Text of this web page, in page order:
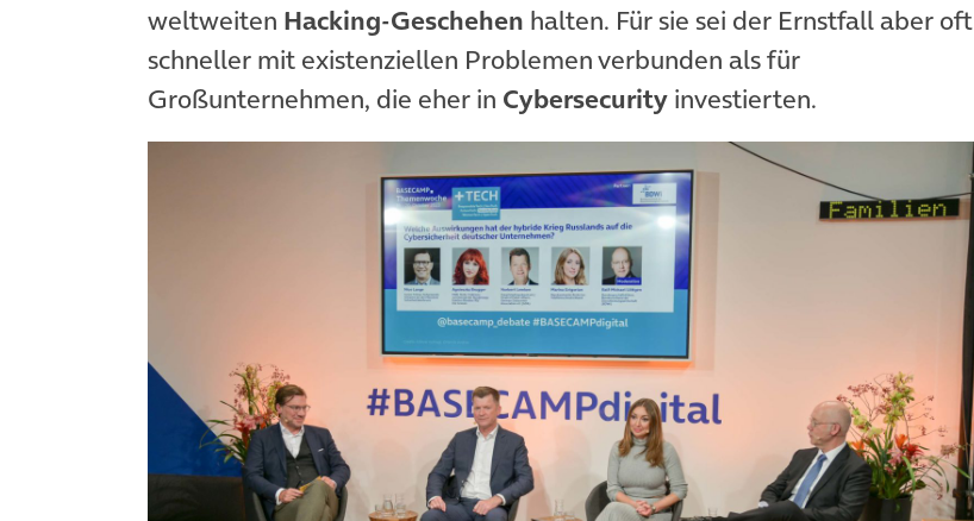
weltweiten Hacking-Geschehen halten. Für sie sei der Ernstfall aber oft
schneller mit existenziellen Problemen verbunden als für
Großunternehmen, die eher in Cybersecurity investierten.